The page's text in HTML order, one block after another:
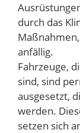
durch das
anfällig.
Fahrzeuge,
sind, sind
ausgesetzt,
werden.
setzen sich